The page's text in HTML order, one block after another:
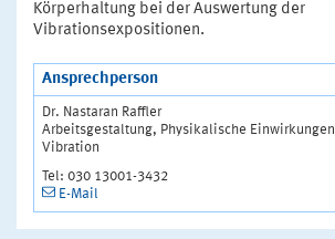
Körperhaltung bei der Auswertung der
Vibrationsexpositionen.
Ansprechperson
Dr. Nastaran Raffler
Arbeitsgestaltung, Physikalische Einwirkungen
Vibration
Tel: 030 13001-3432
E-Mail